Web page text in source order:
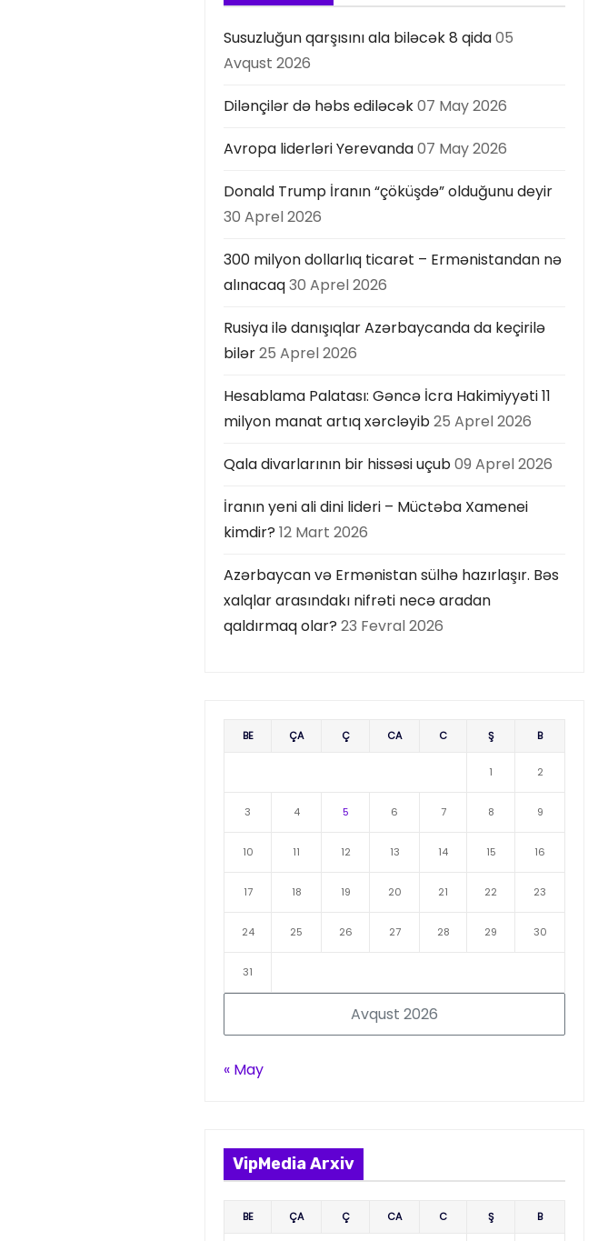
Susuzluğun qarşısını ala biləcək 8 qida05
Avqust 2026
Dilənçilər də həbs ediləcək07 May 2026
Avropa liderləri Yerevanda07 May 2026
Donald Trump İranın “çöküşdə” olduğunu deyir
30 Aprel 2026
300 milyon dollarlıq ticarət – Ermənistandan nə
alınacaq30 Aprel 2026
Rusiya ilə danışıqlar Azərbaycanda da keçirilə
bilər25 Aprel 2026
Hesablama Palatası: Gəncə İcra Hakimiyyəti 11
milyon manat artıq xərcləyib25 Aprel 2026
Qala divarlarının bir hissəsi uçub09 Aprel 2026
İranın yeni ali dini lideri – Müctəba Xamenei
kimdir? 12 Mart 2026
Azərbaycan və Ermənistan sülhə hazırlaşır. Bəs
xalqlar arasındakı nifrəti necə aradan
qaldırmaq olar? 23 Fevral 2026
Avqust 2026
BE ÇA Ç CA C Ş B
1 2
3 4 5 6 7 8 9
10 11 12 13 14 15 16
17 18 19 20 21 22 23
24 25 26 27 28 29 30
31
« May
VipMedia Arxiv
BE ÇA Ç CA C Ş B